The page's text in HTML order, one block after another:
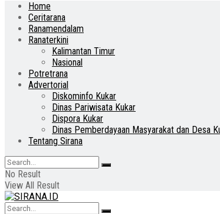
Home
Ceritarana
Ranamendalam
Ranaterkini
Kalimantan Timur
Nasional
Potretrana
Advertorial
Diskominfo Kukar
Dinas Pariwisata Kukar
Dispora Kukar
Dinas Pemberdayaan Masyarakat dan Desa
Tentang Sirana
No Result
View All Result